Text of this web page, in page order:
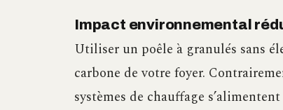
Impact environnemental
Utiliser un poêle à granulés sans
carbone de votre foyer.
systèmes de chauffage